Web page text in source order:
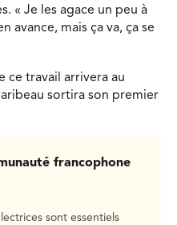
« Je les agace un peu à
avance, mais ça va, ça se
ce travail arrivera au
sortira son premier
francophone
sont essentiels